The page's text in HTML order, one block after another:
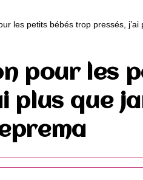
pour les
plus que